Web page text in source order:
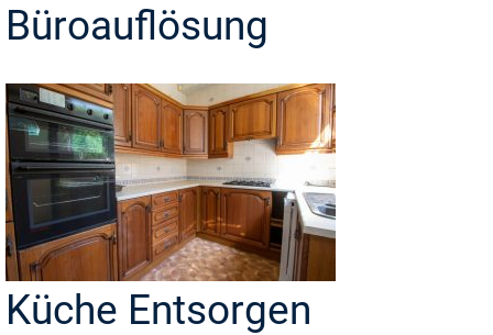
Büroauflösung
Küche Entsorgen